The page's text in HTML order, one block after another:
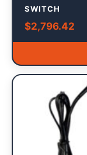
SWITCH
$2,796.42